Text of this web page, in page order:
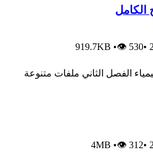
الكامل
•
919.7KB •👁 530
الفصل الثاني ملفات متنوعة
•
4MB •👁 312